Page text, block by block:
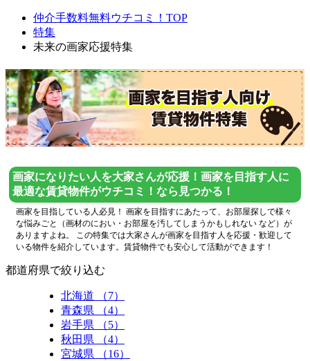
仲介手数料無料ウチコミ！TOP
特集
未来の画家応援特集
画家になりたい人を大家さんが応援！画家を目指す人に
最適な賃貸物件がウチコミ！なら見つかる！
画家を目指している人必見！ 画家を目指すにあたって、お部屋探しで様々
な悩みごと（画材のにおい・お部屋を汚してしまうかもしれない など）が
ありますよね。 この特集では大家さんが画家を目指す人を応援・歓迎して
いる物件を紹介しています。賃貸物件でも安心して活動ができます！
都道府県で絞り込む
北海道 （7）
青森県 （4）
岩手県 （5）
秋田県 （4）
宮城県 （16）